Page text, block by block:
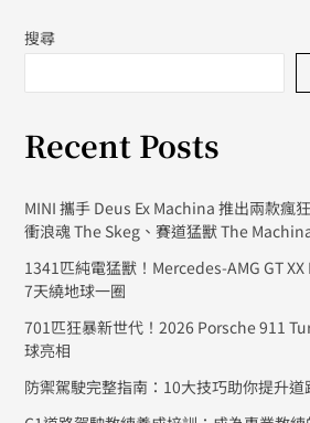
搜尋
Recent Posts
MINI 攜手 Deus Ex Machina 推出兩款瘋
衝浪魂 The Skeg、賽道猛獸 The
1341匹純電猛獸！Mercedes-AMG GT XX
7天繞地球一圈
701匹狂暴新世代！2026 Porsche 911
球亮相
防禦駕駛完整指南：10大技巧助你提升道